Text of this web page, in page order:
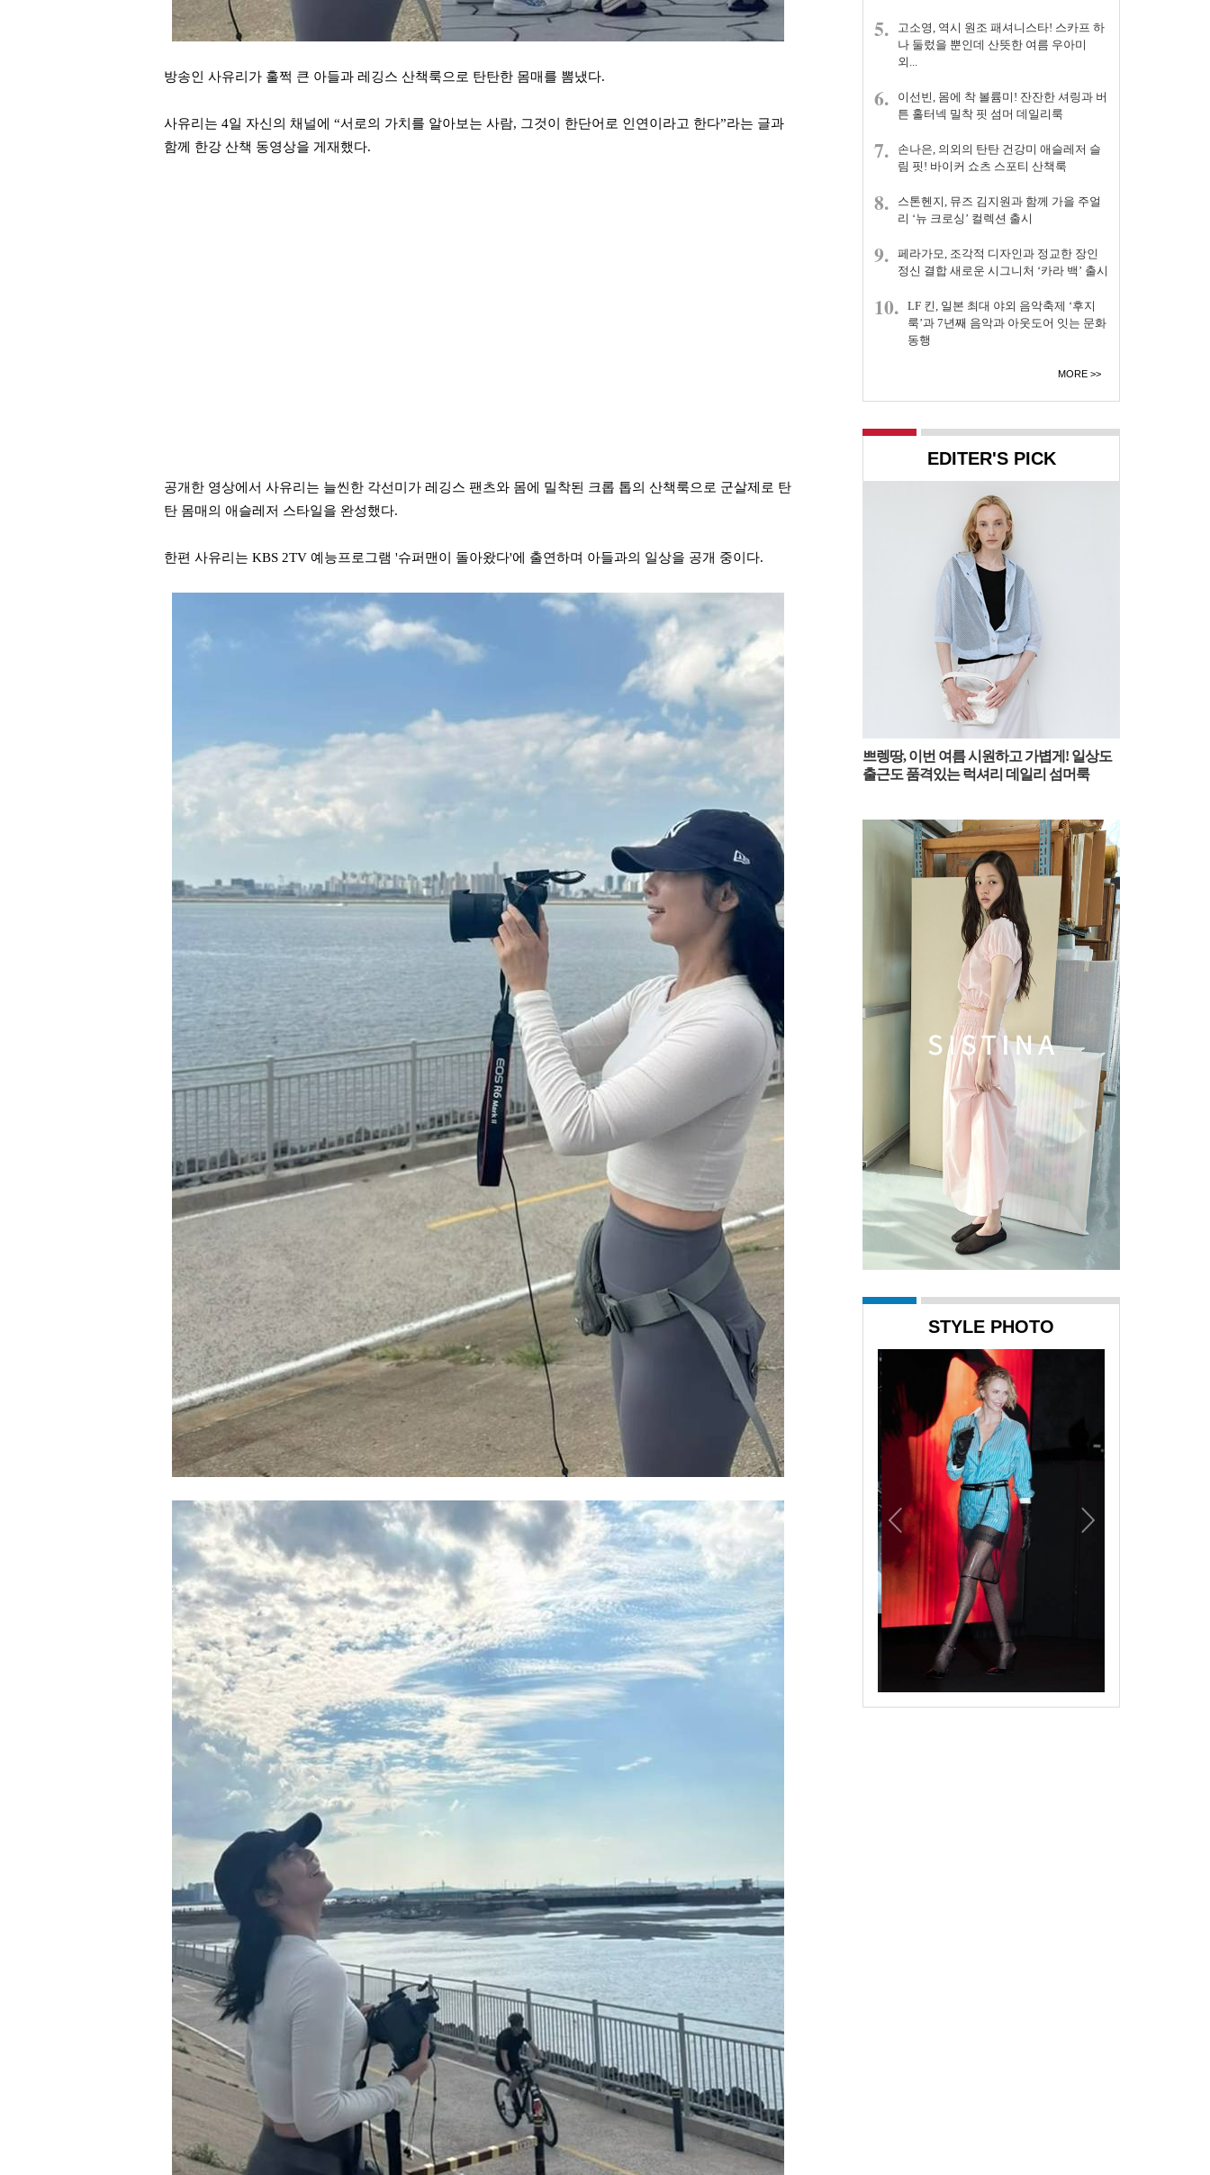
방송인 사유리가 훌쩍 큰 아들과 레깅스 산책룩으로 탄탄한 몸매를 뽐냈다.
사유리는 4일 자신의 채널에 “서로의 가치를 알아보는 사람, 그것이 한단어로 인연이라고 한다”라는 글과
함께 한강 산책 동영상을 게재했다.
공개한 영상에서 사유리는 늘씬한 각선미가 레깅스 팬츠와 몸에 밀착된 크롭 톱의 산책룩으로 군살제로 탄
탄 몸매의 애슬레저 스타일을 완성했다.
한편 사유리는 KBS 2TV 예능프로그램 '슈퍼맨이 돌아왔다'에 출연하며 아들과의 일상을 공개 중이다.
5.
고소영, 역시 원조 패셔니스타! 스카프 하
나 둘렀을 뿐인데 산뜻한 여름 우아미
외...
6.
이선빈, 몸에 착 볼륨미! 잔잔한 셔링과 버
튼 홀터넥 밀착 핏 섬머 데일리룩
7.
손나은, 의외의 탄탄 건강미 애슬레저 슬
림 핏! 바이커 쇼츠 스포티 산책룩
8.
스톤헨지, 뮤즈 김지원과 함께 가을 주얼
리 ‘뉴 크로싱’ 컬렉션 출시
9.
페라가모, 조각적 디자인과 정교한 장인
정신 결합 새로운 시그니처 ‘카라 백’ 출시
10.
LF 킨, 일본 최대 야외 음악축제 ‘후지
룩’과 7년째 음악과 아웃도어 잇는 문화
동행
MORE
EDITER'S PICK
쁘렝땅, 이번 여름 시원하고 가볍게! 일상도
출근도 품격있는 럭셔리 데일리 섬머룩
STYLE PHOTO